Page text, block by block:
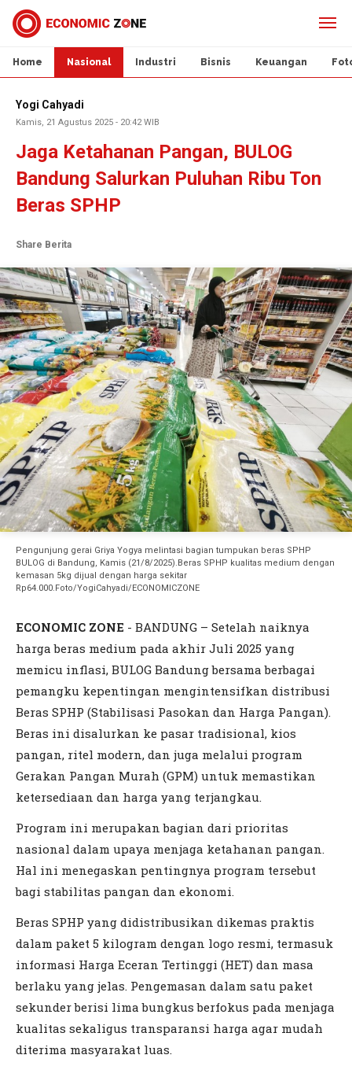
Home Nasional Industri Bisnis Keuangan
Yogi Cahyadi
Kamis, 21 Agustus 2025 - 20:42 WIB
Jaga Ketahanan Pangan, BULOG
Bandung Salurkan Puluhan Ribu Ton
Beras SPHP
Share Berita
Pengunjung gerai Griya Yogya melintasi bagian tumpukan beras SPHP
BULOG di Bandung, Kamis (21/8/2025).Beras SPHP kualitas medium dengan
kemasan 5kg dijual dengan harga sekitar
Rp64.000.Foto/YogiCahyadi/ECONOMICZONE
ECONOMIC ZONE - BANDUNG – Setelah naiknya
harga beras medium pada akhir Juli 2025 yang
memicu inflasi, BULOG Bandung bersama berbagai
pemangku kepentingan mengintensifkan distribusi
Beras SPHP (Stabilisasi Pasokan dan Harga Pangan).
Beras ini disalurkan ke pasar tradisional, kios
pangan, ritel modern, dan juga melalui program
Gerakan Pangan Murah (GPM) untuk memastikan
ketersediaan dan harga yang terjangkau.
Program ini merupakan bagian dari prioritas
nasional dalam upaya menjaga ketahanan pangan.
Hal ini menegaskan pentingnya program tersebut
bagi stabilitas pangan dan ekonomi.
Beras SPHP yang didistribusikan dikemas praktis
dalam paket 5 kilogram dengan logo resmi, termasuk
informasi Harga Eceran Tertinggi (HET) dan masa
berlaku yang jelas. Pengemasan dalam satu paket
sekunder berisi lima bungkus berfokus pada menjaga
kualitas sekaligus transparansi harga agar mudah
diterima masyarakat luas.